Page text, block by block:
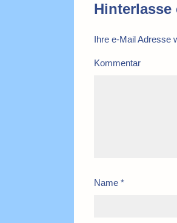
Ihre e-Mail Adresse
Kommentar
Name *